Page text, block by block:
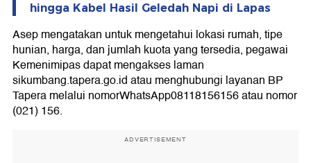
hingga Kabel Hasil Geledah Napi di Lapas
Asep mengatakan untuk mengetahui lokasi rumah, tipe
hunian, harga, dan jumlah kuota yang tersedia, pegawai
Kemenimipas dapat mengakses laman
sikumbang.tapera.go.id atau menghubungi layanan BP
Tapera melalui nomorWhatsApp08118156156 atau nomor
(021) 156.
ADVERTISEMENT